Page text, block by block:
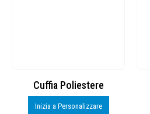
Cuffia Poliestere
Inizia a Personalizzare